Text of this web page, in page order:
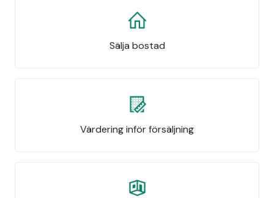
Sälja bostad
Värdering inför försäljning